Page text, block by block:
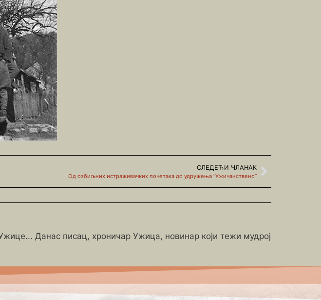
СЛЕДЕЋИ ЧЛАНАК
Од озбиљних истраживачких почетака до удружења “Ужичанствено”
Данас писац, хроничар Ужица, новинар који тежи мудрој